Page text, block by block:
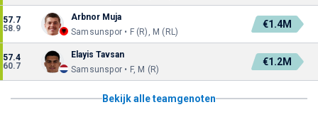
57.7
58.9
Arbnor Muja
Samsunspor • F (R), M (RL)
€1.4M
57.4
60.7
Elayis Tavsan
Samsunspor • F, M (R)
€1.2M
Bekijk alle teamgenoten